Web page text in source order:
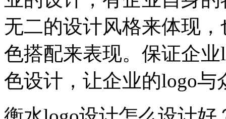
无二的设计风格来体现
色搭配来表现。保证企
色设计，让企业的logo与